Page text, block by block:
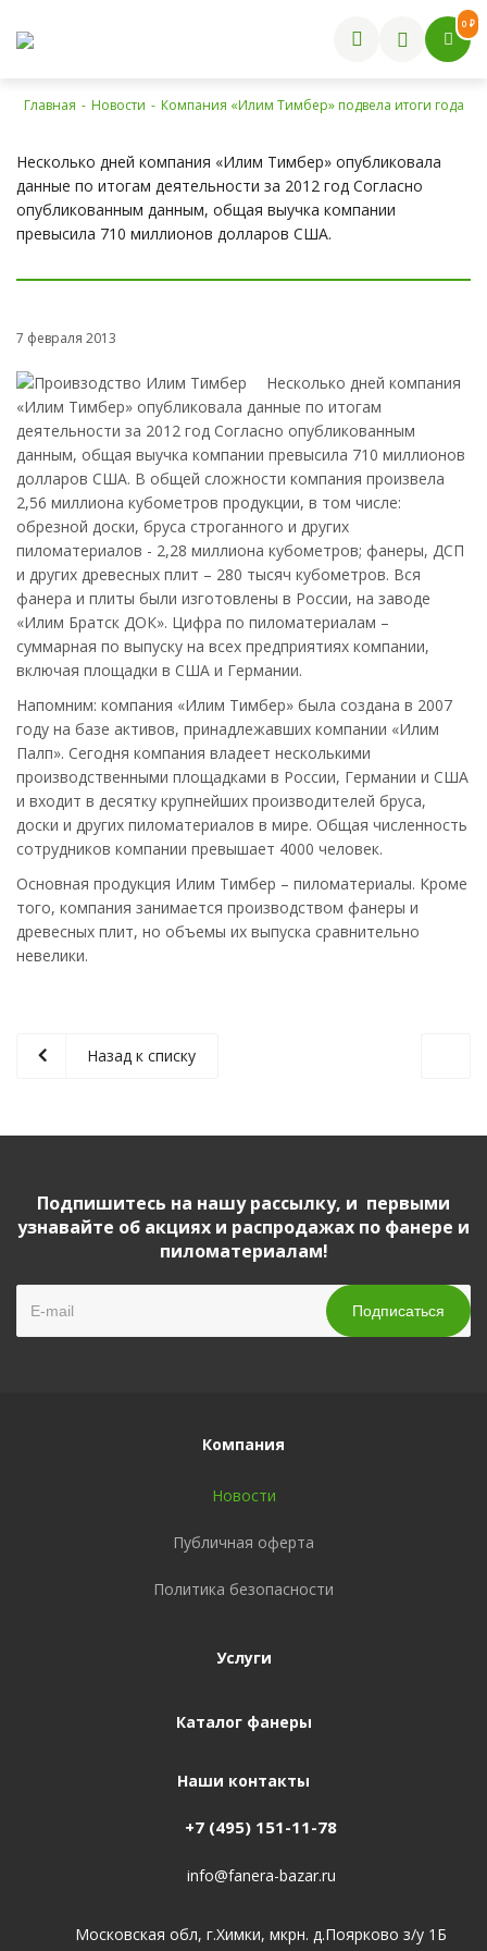
0 ₽
Главная - Новости - Компания «Илим Тимбер» подвела итоги года
Несколько дней компания «Илим Тимбер» опубликовала
данные по итогам деятельности за 2012 год Согласно
опубликованным данным, общая выучка компании
превысила 710 миллионов долларов США.
7 февраля 2013
Несколько дней компания
«Илим Тимбер» опубликовала данные по итогам
деятельности за 2012 год Согласно опубликованным
данным, общая выучка компании превысила 710 миллионов
долларов США. В общей сложности компания произвела
2,56 миллиона кубометров продукции, в том числе:
обрезной доски, бруса строганного и других
пиломатериалов - 2,28 миллиона кубометров; фанеры, ДСП
и других древесных плит – 280 тысяч кубометров. Вся
фанера и плиты были изготовлены в России, на заводе
«Илим Братск ДОК». Цифра по пиломатериалам –
суммарная по выпуску на всех предприятиях компании,
включая площадки в США и Германии.
Напомним: компания «Илим Тимбер» была создана в 2007
году на базе активов, принадлежавших компании «Илим
Палп». Сегодня компания владеет несколькими
производственными площадками в России, Германии и США
и входит в десятку крупнейших производителей бруса,
доски и других пиломатериалов в мире. Общая численность
сотрудников компании превышает 4000 человек.
Основная продукция Илим Тимбер – пиломатериалы. Кроме
того, компания занимается производством фанеры и
древесных плит, но объемы их выпуска сравнительно
невелики.
Назад к списку
Подпишитесь на нашу рассылку, и первыми
узнавайте об акциях и распродажах по фанере и
пиломатериалам!
Компания
Новости
Публичная оферта
Политика безопасности
Услуги
Каталог фанеры
Наши контакты
+7 (495) 151-11-78
info@fanera-bazar.ru
Московская обл, г.Химки, мкрн. д.Поярково з/у 1Б